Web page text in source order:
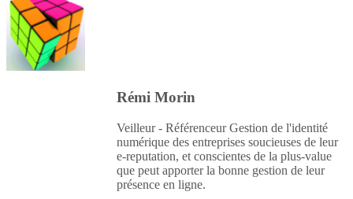
Rémi Morin
Veilleur - Référenceur Gestion de l'identité
numérique des entreprises soucieuses de leur
e-reputation, et conscientes de la plus-value
que peut apporter la bonne gestion de leur
présence en ligne.